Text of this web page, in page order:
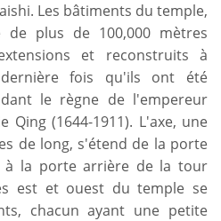
Les bâtiments du temple,
de plus de 100,000 mètres
et reconstruits à
fois qu'ils ont été
le règne de l'empereur
Qing (1644-1911). L'axe, une
de long, s'étend de la porte
à la porte arrière de la tour
est et ouest du temple se
chacun ayant une petite